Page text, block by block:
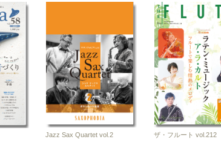
Jazz Sax Quartet vol.2 ザ・フルート vol.212